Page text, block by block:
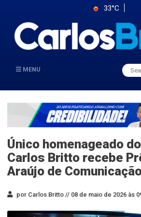
33°C
MENU
for:
Único homenageado
Carlos Britto recebe
Araújo de
por Carlos Britto // 08 de maio de 2026 às